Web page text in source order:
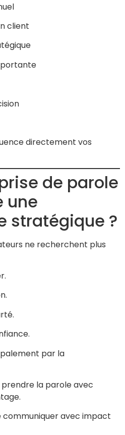
client
directement vos
de parole
une
stratégique ?
ne recherchent plus
par la
la parole avec
avec impact